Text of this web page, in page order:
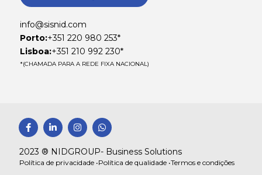
info@sisnid.com
Porto:+351 220 980 253*
Lisboa:+351 210 992 230*
*(CHAMADA PARA A REDE FIXA NACIONAL)
F
a
c
e
b
o
L
i
n
k
e
d
I
n
s
t
a
g
W
h
a
a
2023 ® NIDGROUP- Business Solutions
Política de privacidade •Política de qualidade •Termos e condições